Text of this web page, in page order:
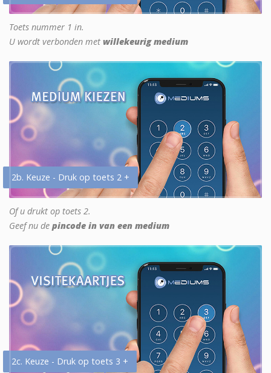
Toets nummer 1 in.
U wordt verbonden met willekeurig medium
2b. Keuze - Druk op toets 2 +
Of u drukt op toets 2.
Geef nu de pincode in van een medium
2c. Keuze - Druk op toets 3 +